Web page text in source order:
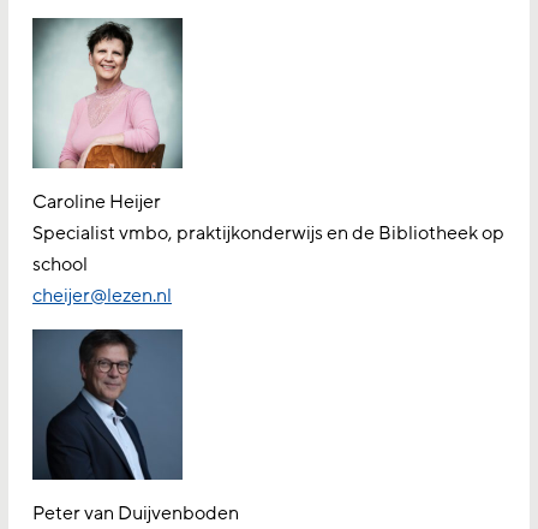
Caroline Heijer
Specialist vmbo, praktijkonderwijs en de Bibliotheek op
school
cheijer@lezen.nl
Peter van Duijvenboden